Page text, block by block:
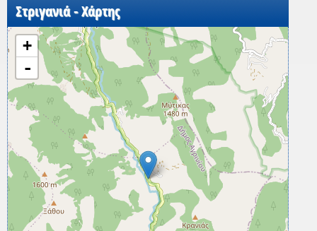
Στριγανιά - Χάρτης
+
-